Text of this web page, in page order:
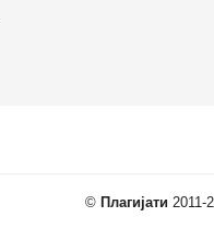
© Плагијати 2011-